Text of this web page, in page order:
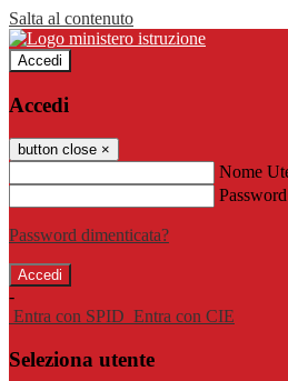
Salta al contenuto
Accedi
Accedi
button close ×
Nome
Password
Password dimenticata?
-
Entra con SPID Entra con CIE
Seleziona utente